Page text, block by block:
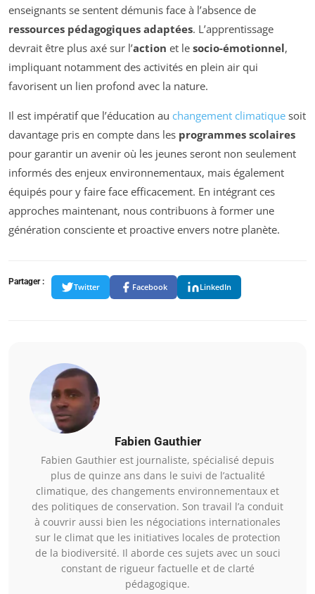
enseignants se sentent démunis face à l’absence de
ressources pédagogiques adaptées. L’apprentissage
devrait être plus axé sur l’action et le socio-émotionnel,
impliquant notamment des activités en plein air qui
favorisent un lien profond avec la nature.
Il est impératif que l’éducation au changement climatique soit
davantage pris en compte dans les programmes scolaires
pour garantir un avenir où les jeunes seront non seulement
informés des enjeux environnementaux, mais également
équipés pour y faire face efficacement. En intégrant ces
approches maintenant, nous contribuons à former une
génération consciente et proactive envers notre planète.
Partager :
Twitter Facebook LinkedIn
Fabien Gauthier
Fabien Gauthier est journaliste, spécialisé depuis
plus de quinze ans dans le suivi de l’actualité
climatique, des changements environnementaux et
des politiques de conservation. Son travail l’a conduit
à couvrir aussi bien les négociations internationales
sur le climat que les initiatives locales de protection
de la biodiversité. Il aborde ces sujets avec un souci
constant de rigueur factuelle et de clarté
pédagogique.